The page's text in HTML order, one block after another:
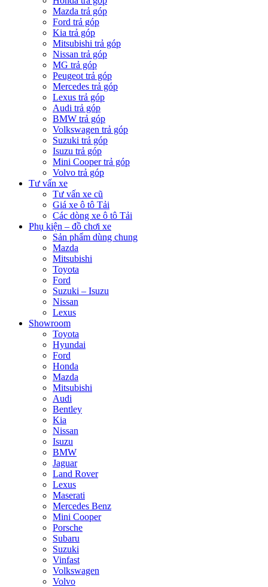
Mazda trả góp
Ford trả góp
Kia trả góp
Mitsubishi trả góp
Nissan trả góp
MG trả góp
Peugeot trả góp
Mercedes trả góp
Lexus trả góp
Audi trả góp
BMW trả góp
Volkswagen trả góp
Suzuki trả góp
Isuzu trả góp
Mini Cooper trả góp
Volvo trả góp
Tư vấn xe
Tư vấn xe cũ
Giá xe ô tô Tải
Các dòng xe ô tô Tải
Phụ kiện – đồ chơi xe
Sản phẩm dùng chung
Mazda
Mitsubishi
Toyota
Ford
Suzuki – Isuzu
Nissan
Lexus
Showroom
Toyota
Hyundai
Ford
Honda
Mazda
Mitsubishi
Audi
Bentley
Kia
Nissan
Isuzu
BMW
Jaguar
Land Rover
Lexus
Maserati
Mercedes Benz
Mini Cooper
Porsche
Subaru
Suzuki
Vinfast
Volkswagen
Volvo